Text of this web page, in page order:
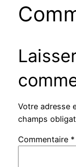
Votre adresse
champs
Commentaire *